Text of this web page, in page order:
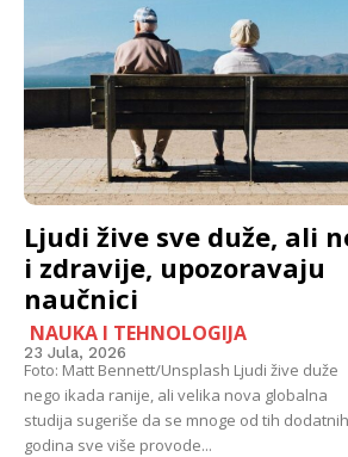
Ljudi žive sve duže, ali
i zdravije, upozoravaju
naučnici
NAUKA I TEHNOLOGIJA
23 Jula, 2026
Foto: Matt Bennett/Unsplash Ljudi žive duže
nego ikada ranije, ali velika nova globalna
studija sugeriše da se mnoge od tih dodatnih
godina sve više provode...